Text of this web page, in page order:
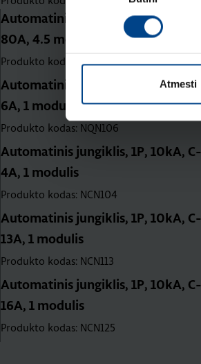
Atmesti
Automatinis jungiklis, 3P, 15kA, C-
80A, 4.5 mod.
Produkto kodas: HMC380
Automatinis jungiklis, 1P, 25kA, B-
6A, 1 modulis
Produkto kodas: NQN106
Automatinis jungiklis, 1P, 10kA, C-
4A, 1 modulis
Produkto kodas: NCN104
Automatinis jungiklis, 1P, 10kA, C-
13A, 1 modulis
Produkto kodas: NCN113
Automatinis jungiklis, 1P, 10kA, C-
16A, 1 modulis
Produkto kodas: NCN125